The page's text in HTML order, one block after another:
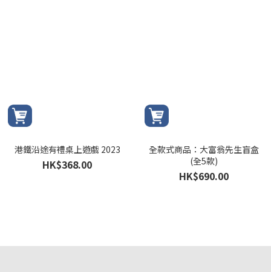
港鐵沿途有禮桌上遊戲 2023
HK$368.00
全款式商品：大富翁先生盲盒
(全5款)
HK$690.00